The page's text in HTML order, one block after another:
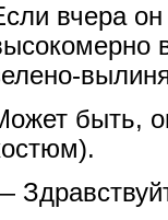
вчера
быть,